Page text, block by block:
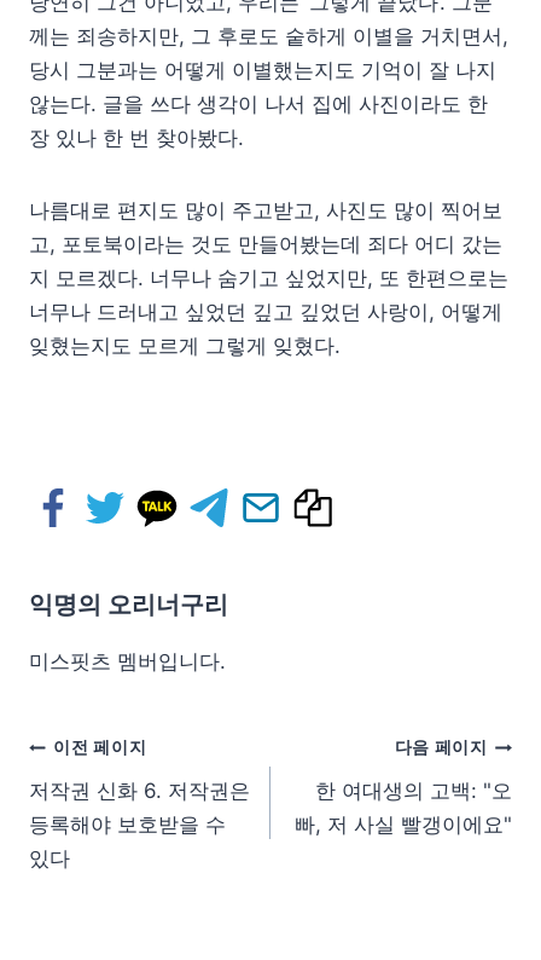
께는 죄송하지만, 그 후로도 숱하게 이별을 거치면서,
당시 그분과는 어떻게 이별했는지도 기억이 잘 나지
않는다. 글을 쓰다 생각이 나서 집에 사진이라도 한
장 있나 한 번 찾아봤다.
나름대로 편지도 많이 주고받고, 사진도 많이 찍어보
고, 포토북이라는 것도 만들어봤는데 죄다 어디 갔는
지 모르겠다. 너무나 숨기고 싶었지만, 또 한편으로는
너무나 드러내고 싶었던 깊고 깊었던 사랑이, 어떻게
잊혔는지도 모르게 그렇게 잊혔다.
익명의 오리너구리
미스핏츠 멤버입니다.
이전 페이지
저작권 신화 6. 저작권은
등록해야 보호받을 수
있다
다음 페이지
한 여대생의 고백: "오
빠, 저 사실 빨갱이에요"